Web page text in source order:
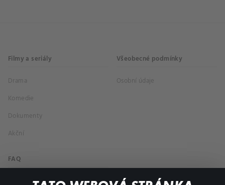
Filmy a seriály
Drama
Komedie
Dokumenty
Akční
Všeobecné podmínky
Osobní údaje
FAQ
Můj účet